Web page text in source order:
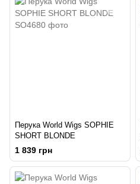
Перука World Wigs SOPHIE
SHORT BLONDE
1 839 грн